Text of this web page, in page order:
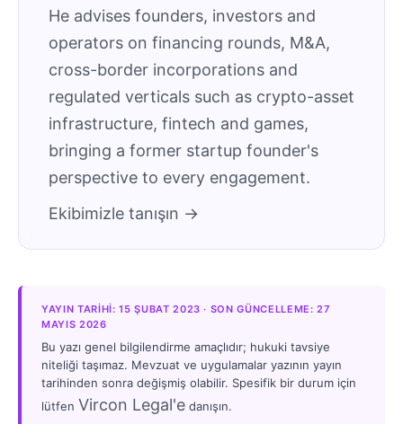
He advises founders, investors and
operators on financing rounds, M&A,
cross-border incorporations and
regulated verticals such as crypto-asset
infrastructure, fintech and games,
bringing a former startup founder's
perspective to every engagement.
Ekibimizle tanışın →
YAYIN TARIHI: 15 ŞUBAT 2023 · SON GÜNCELLEME: 27
MAYIS 2026
Bu yazı genel bilgilendirme amaçlıdır; hukuki tavsiye
niteliği taşımaz. Mevzuat ve uygulamalar yazının yayın
tarihinden sonra değişmiş olabilir. Spesifik bir durum için
lütfen Vircon Legal'e danışın.